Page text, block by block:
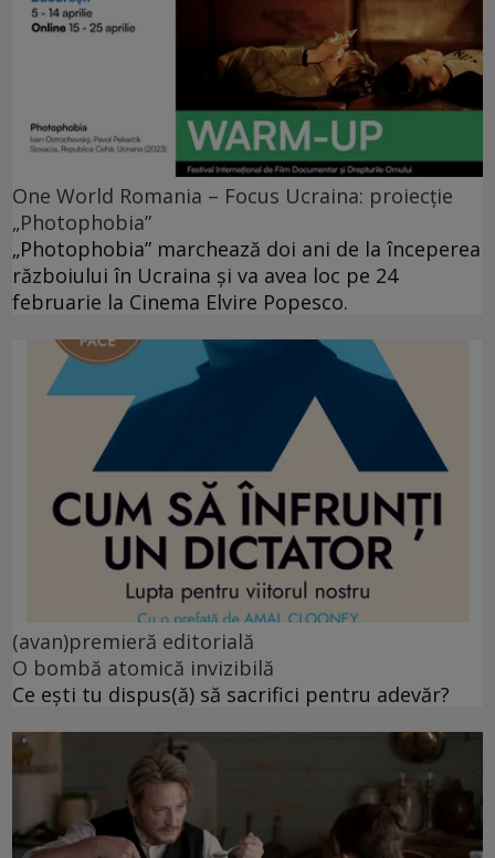
One World Romania – Focus Ucraina: proiecție
„Photophobia”
„Photophobia” marchează doi ani de la începerea
războiului în Ucraina și va avea loc pe 24
februarie la Cinema Elvire Popesco.
(avan)premieră editorială
O bombă atomică invizibilă
Ce ești tu dispus(ă) să sacrifici pentru adevăr?